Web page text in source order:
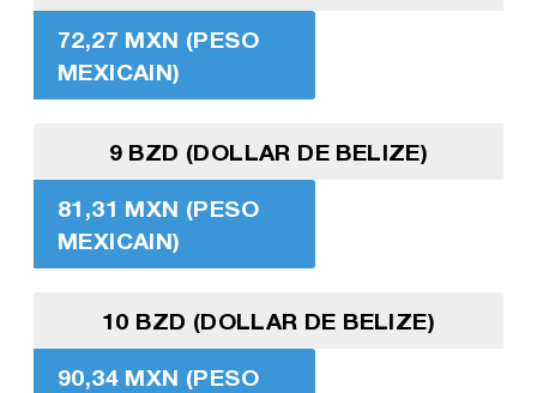
72,27 MXN (PESO
MEXICAIN)
9 BZD (DOLLAR DE BELIZE)
81,31 MXN (PESO
MEXICAIN)
10 BZD (DOLLAR DE BELIZE)
90,34 MXN (PESO